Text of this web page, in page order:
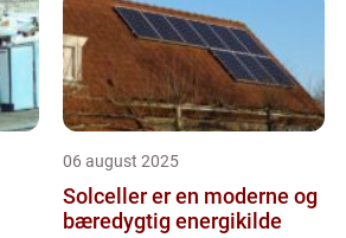
06 august 2025
Solceller er en moderne og
bæredygtig energikilde